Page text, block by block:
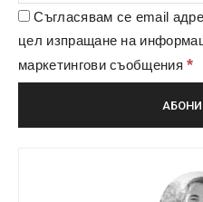
Съгласявам се email
цел изпращане на
маркетингови съобщения*